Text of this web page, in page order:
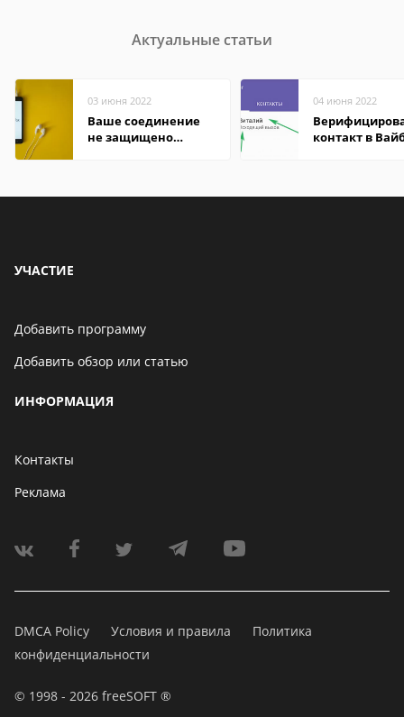
Актуальные статьи
03 июня 2022
Ваше соединение
не защищено
04 июня 2022
контакт в
УЧАСТИЕ
Добавить программу
Добавить обзор или статью
ИНФОРМАЦИЯ
Контакты
Реклама
DMCA Policy Условия и правила
Политика
конфиденциальности
© 1998 - 2026 freeSOFT ®